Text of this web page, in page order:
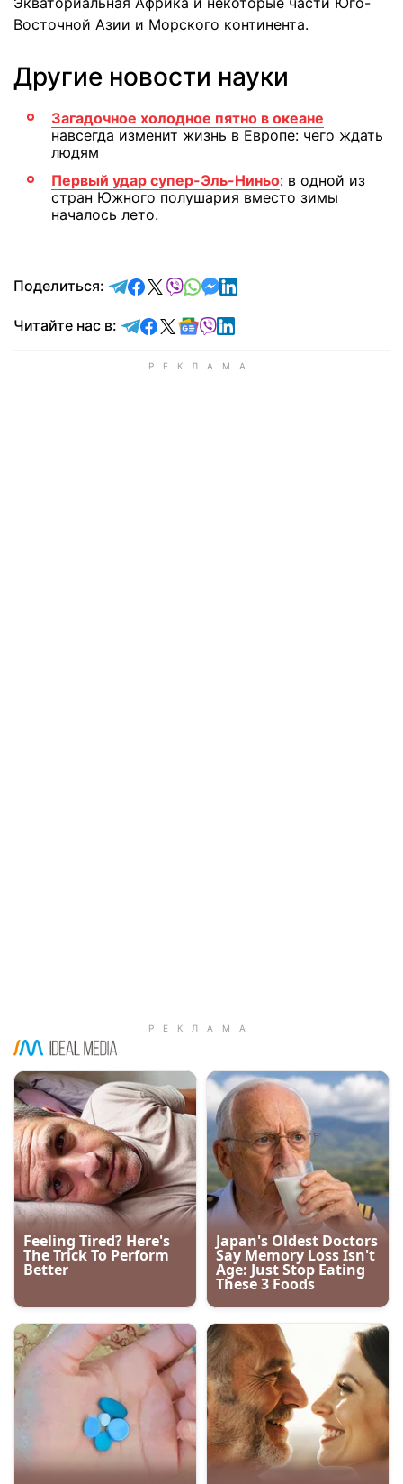
Восточной Азии и Морского континента.
Другие новости науки
Загадочное холодное пятно в океане
навсегда изменит жизнь в Европе: чего ждать
людям
Первый удар супер-Эль-Ниньо: в одной из
стран Южного полушария вместо зимы
началось лето.
Поделиться: отправить в Telegram
поделиться в Facebook
поделиться в X
отправить в Viber
отправить в Whatsapp
отправить в Messenger
отправить в LinkedIn
Читайте нас в: Читайте в Telegram
Читайте в Facebook
Читайте в X
Читайте в Google news
Читайте в Viber
Читайте в LinkedIn